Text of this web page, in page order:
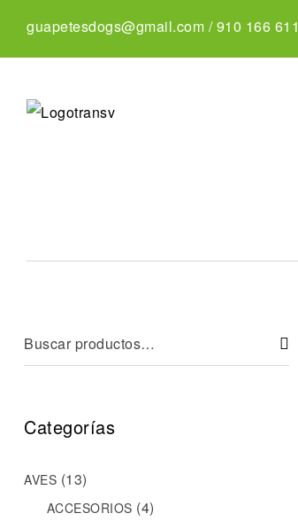
guapetesdogs@gmail.com /910 166 611
Categorías
AVES (13)
ACCESORIOS (4)